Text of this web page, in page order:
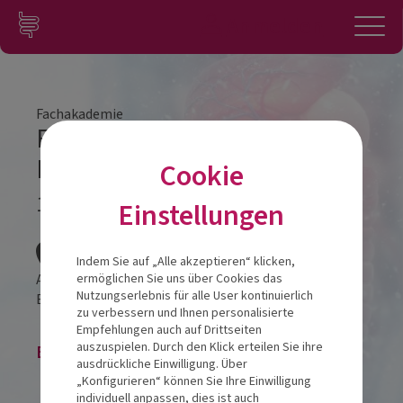
Zum Inhalt springen
Konto
Fachakademie
Fachakademie Modul 2
Münster
16.01.2026
ATLANTIC Hotel
Engelstraße 3948143 Münster
Buchung ist zur Zeit nicht möglich.
Cookie
Einstellungen
Indem Sie auf „Alle akzeptieren“ klicken,
ermöglichen Sie uns über Cookies das
Nutzungserlebnis für alle User kontinuierlich
zu verbessern und Ihnen personalisierte
Empfehlungen auch auf Drittseiten
auszuspielen. Durch den Klick erteilen Sie ihre
ausdrückliche Einwilligung. Über
„Konfigurieren“ können Sie Ihre Einwilligung
individuell anpassen, dies ist auch